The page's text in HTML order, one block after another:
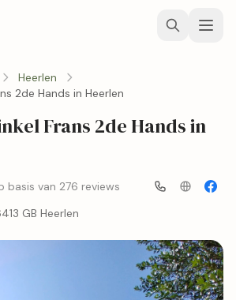
Heerlen
2de Hands in Heerlen
Frans 2de Hands in
basis van 276 reviews
GB Heerlen